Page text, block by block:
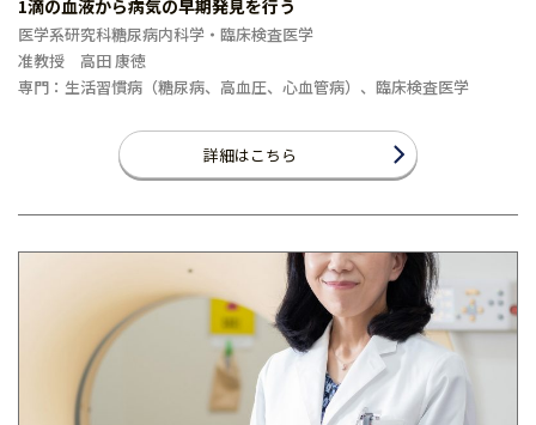
1滴の血液から病気の早期発見を行う
医学系研究科糖尿病内科学・臨床検査医学
准教授 高田 康徳
専門：生活習慣病（糖尿病、高血圧、心血管病）、臨床検査医学
詳細はこちら